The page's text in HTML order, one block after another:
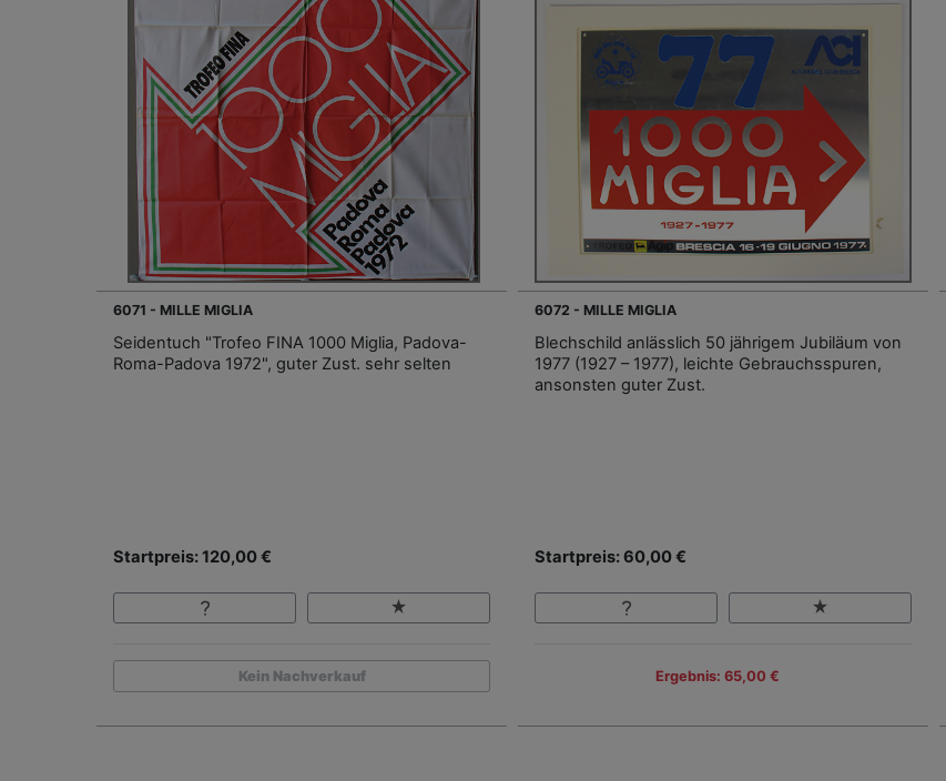
6071 - MILLE MIGLIA
Seidentuch "Trofeo FINA 1000 Miglia, Padova-
Roma-Padova 1972", guter Zust. sehr selten
Startpreis: 120,00 €
Kein Nachverkauf
6072 - MILLE MIGLIA
Blechschild anlässlich 50 jährigem Jubiläum von
1977 (1927 – 1977), leichte Gebrauchsspuren,
ansonsten guter Zust.
Startpreis: 60,00 €
Ergebnis: 65,00 €